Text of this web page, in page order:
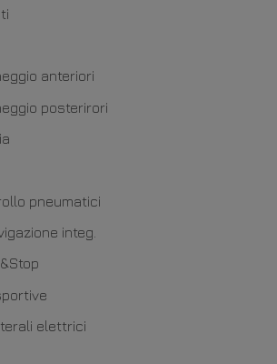
anteriori
posterirori
pneumatici
integ.
elettrici